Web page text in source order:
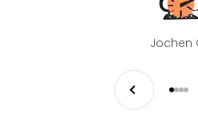
Jochen
Zurück